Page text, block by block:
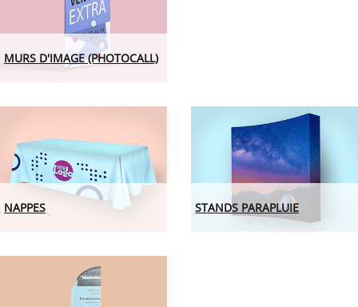
MURS D'IMAGE (PHOTOCALL)
NAPPES STANDS PARAPLUIE